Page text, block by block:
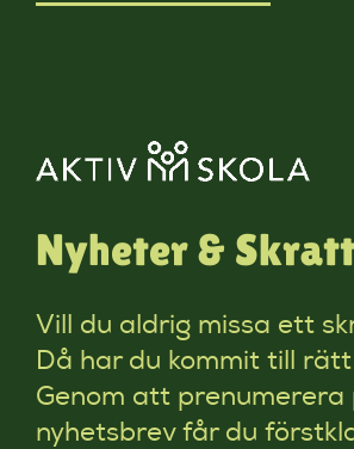
Nyheter &
Vill du aldrig missa ett
Då har du kommit till
Genom att prenumerera
nyhetsbrev får du